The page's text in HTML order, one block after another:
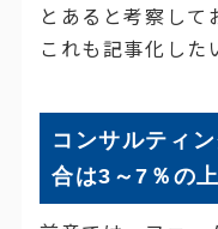
とあると考察して
これも記事化した
コンサルティ
合は3～7％の